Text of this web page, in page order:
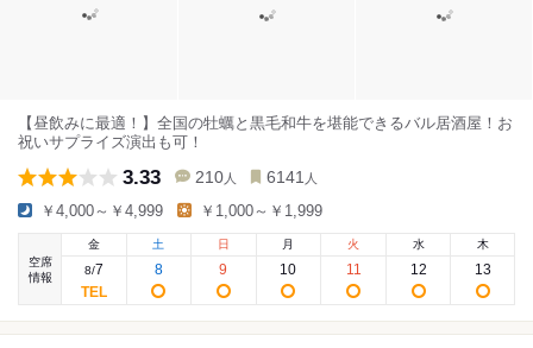
【昼飲みに最適！】全国の牡蠣と黒毛和牛を堪能できるバル居酒屋！お
祝いサプライズ演出も可！
3.33 210 人 6141 人
￥4,000～￥4,999 ￥1,000～￥1,999
空席
情報
金
8/7
土
8
日
9
月
10
火
11
水
12
木
13